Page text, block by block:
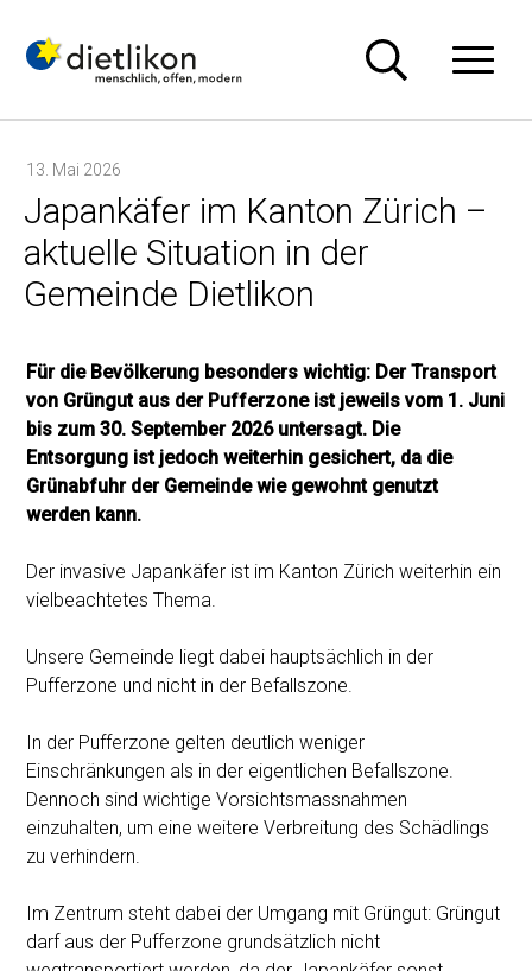
Japankäfer im Kanton Zürich –
aktuelle Situation in der
Gemeinde Dietlikon
13. Mai 2026
Für die Bevölkerung besonders wichtig: Der Transport
von Grüngut aus der Pufferzone ist jeweils vom 1. Juni
bis zum 30. September 2026 untersagt. Die
Entsorgung ist jedoch weiterhin gesichert, da die
Grünabfuhr der Gemeinde wie gewohnt genutzt
werden kann.
Der invasive Japankäfer ist im Kanton Zürich weiterhin ein
vielbeachtetes Thema.
Unsere Gemeinde liegt dabei hauptsächlich in der
Pufferzone und nicht in der Befallszone.
In der Pufferzone gelten deutlich weniger
Einschränkungen als in der eigentlichen Befallszone.
Dennoch sind wichtige Vorsichtsmassnahmen
einzuhalten, um eine weitere Verbreitung des Schädlings
zu verhindern.
Im Zentrum steht dabei der Umgang mit Grüngut: Grüngut
darf aus der Pufferzone grundsätzlich nicht